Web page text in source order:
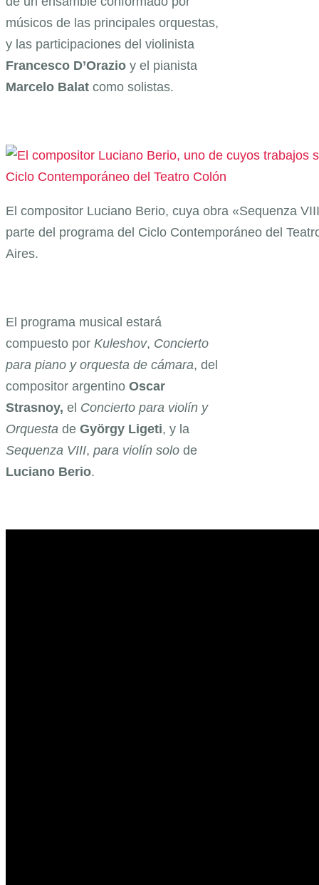
músicos de las principales orquestas,
y las participaciones del violinista
Francesco D’Orazio y el pianista
Marcelo Balat como solistas.
El compositor Luciano Berio, cuya obra «Sequenza
parte del programa del Ciclo Contemporáneo del
Aires.
El programa musical estará
compuesto por Kuleshov, Concierto
para piano y orquesta de cámara, del
compositor argentino Oscar
Strasnoy, el Concierto para violín y
Orquesta de György Ligeti, y la
Sequenza VIII, para violín solo de
Luciano Berio.